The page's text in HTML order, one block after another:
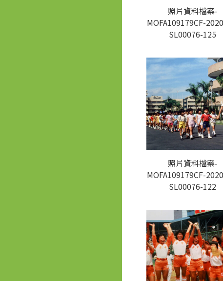
照片資料檔案-
MOFA109179CF-
SL00076-125
照片資料檔案-
MOFA109179CF-
SL00076-122